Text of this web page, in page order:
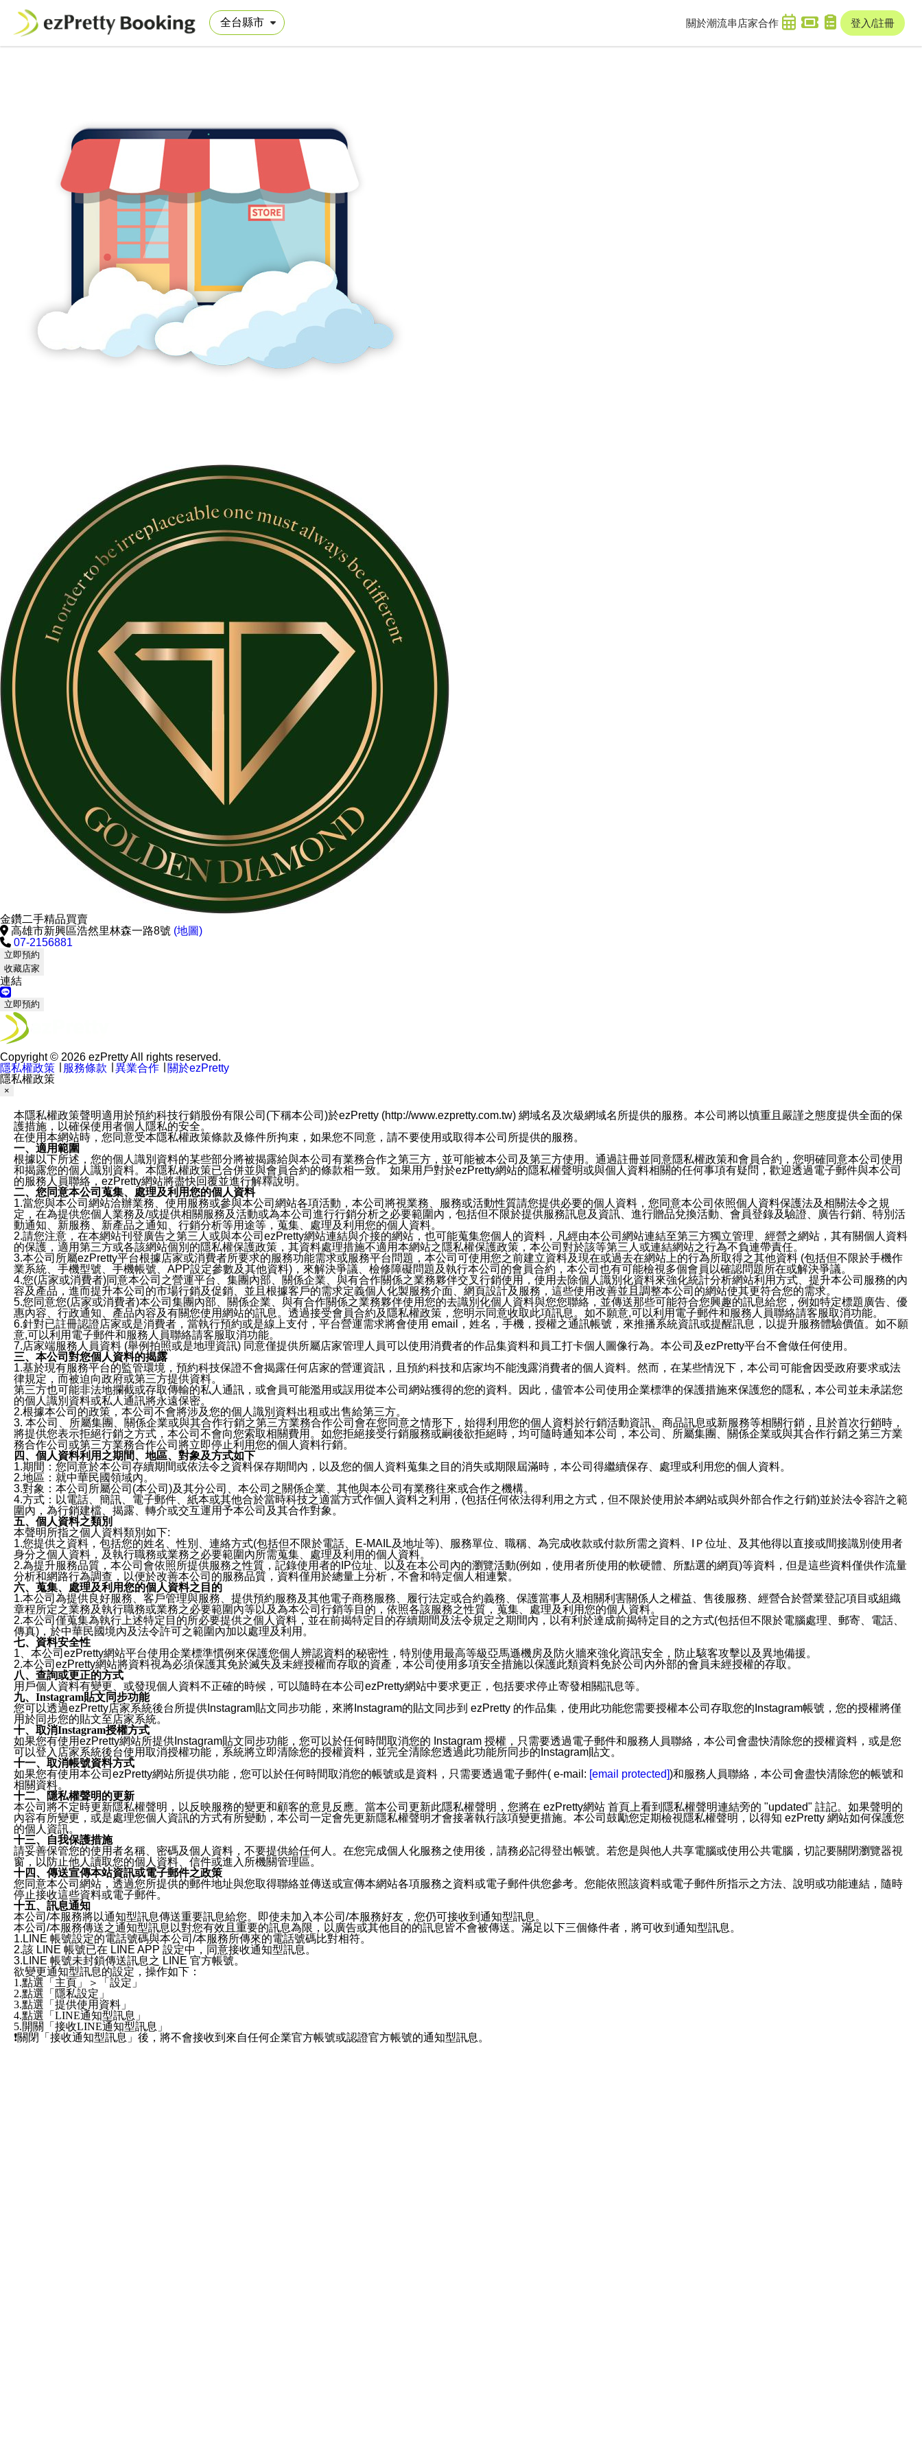
關於潮流串 店家合作 登入/註冊
金鑽二手精品買賣
高雄市新興區浩然里林森一路8號 (地圖)
07-2156881
立即預約
收藏店家
連結
立即預約
Copyright © 2026 ezPretty All rights reserved.
隱私權政策
服務條款 異業合作
關於ezPretty
隱私權政策
×
本隱私權政策聲明適用於預約科技行銷股份有限公司(下稱本公司)於ezPretty (http://www.ezpretty.com.tw) 網域名及次級網域名所提供的服務。本公司將以慎重且嚴謹之態度提供全面的保
護措施，以確保使用者個人隱私的安全。
在使用本網站時，您同意受本隱私權政策條款及條件所拘束，如果您不同意，請不要使用或取得本公司所提供的服務。
一、適用範圍
根據以下所述，您的個人識別資料的某些部分將被揭露給與本公司有業務合作之第三方，並可能被本公司及第三方使用。通過註冊並同意隱私權政策和會員合約，您明確同意本公司使用
和揭露您的個人識別資料。本隱私權政策已合併並與會員合約的條款相一致。 如果用戶對於ezPretty網站的隱私權聲明或與個人資料相關的任何事項有疑問，歡迎透過電子郵件與本公司
的服務人員聯絡，ezPretty網站將盡快回覆並進行解釋說明。
二、您同意本公司蒐集、處理及利用您的個人資料
1.當您與本公司網站洽辦業務、使用服務或參與本公司網站各項活動，本公司將視業務、服務或活動性質請您提供必要的個人資料，您同意本公司依照個人資料保護法及相關法令之規
定，在為提供您個人業務及/或提供相關服務及活動或為本公司進行行銷分析之必要範圍內，包括但不限於提供服務訊息及資訊、進行贈品兌換活動、會員登錄及驗證、廣告行銷、特別活
動通知、新服務、新產品之通知、行銷分析等用途等，蒐集、處理及利用您的個人資料。
2.請您注意，在本網站刊登廣告之第三人或與本公司ezPretty網站連結與介接的網站，也可能蒐集您個人的資料，凡經由本公司網站連結至第三方獨立管理、經營之網站，其有關個人資料
的保護，適用第三方或各該網站個別的隱私權保護政策，其資料處理措施不適用本網站之隱私權保護政策，本公司對於該等第三人或連結網站之行為不負連帶責任。
3.本公司所屬ezPretty平台根據店家或消費者所要求的服務功能需求或服務平台問題，本公司可使用您之前建立資料及現在或過去在網站上的行為所取得之其他資料 (包括但不限於手機作
業系統、手機型號、手機帳號、APP設定參數及其他資料)，來解決爭議、檢修障礙問題及執行本公司的會員合約，本公司也有可能檢視多個會員以確認問題所在或解決爭議。
4.您(店家或消費者)同意本公司之營運平台、集團內部、關係企業、與有合作關係之業務夥伴交叉行銷使用，使用去除個人識別化資料來強化統計分析網站利用方式、提升本公司服務的內
容及產品，進而提升本公司的市場行銷及促銷、並且根據客戶的需求定義個人化製服務介面、網頁設計及服務，這些使用改善並且調整本公司的網站使其更符合您的需求。
5.您同意您(店家或消費者)本公司集團內部、關係企業、與有合作關係之業務夥伴使用您的去識別化個人資料與您您聯絡，並傳送那些可能符合您興趣的訊息給您，例如特定標題廣告、優
惠內容、行政通知、產品內容及有關您使用網站的訊息。透過接受會員合約及隱私權政策，您明示同意收取此項訊息。如不願意,可以利用電子郵件和服務人員聯絡請客服取消功能。
6.針對已註冊認證店家或是消費者，當執行預約或是線上支付，平台營運需求將會使用 email，姓名，手機，授權之通訊帳號，來推播系統資訊或提醒訊息，以提升服務體驗價值。如不願
意,可以利用電子郵件和服務人員聯絡請客服取消功能。
7.店家端服務人員資料 (舉例拍照或是地理資訊) 同意僅提供所屬店家管理人員可以使用消費者的作品集資料和員工打卡個人圖像行為。本公司及ezPretty平台不會做任何使用。
三、本公司對您個人資料的揭露
1.基於現有服務平台的監管環境，預約科技保證不會揭露任何店家的營運資訊，且預約科技和店家均不能洩露消費者的個人資料。然而，在某些情況下，本公司可能會因受政府要求或法
律規定，而被迫向政府或第三方提供資料。
第三方也可能非法地攔截或存取傳輸的私人通訊，或會員可能濫用或誤用從本公司網站獲得的您的資料。因此，儘管本公司使用企業標準的保護措施來保護您的隱私，本公司並未承諾您
的個人識別資料或私人通訊將永遠保密。
2.根據本公司的政策，本公司不會將涉及您的個人識別資料出租或出售給第三方。
3. 本公司、所屬集團、關係企業或與其合作行銷之第三方業務合作公司會在您同意之情形下，始得利用您的個人資料於行銷活動資訊、商品訊息或新服務等相關行銷，且於首次行銷時，
將提供您表示拒絕行銷之方式，本公司不會向您索取相關費用。如您拒絕接受行銷服務或嗣後欲拒絕時，均可隨時通知本公司，本公司、所屬集團、關係企業或與其合作行銷之第三方業
務合作公司或第三方業務合作公司將立即停止利用您的個人資料行銷。
四、個人資料利用之期間、地區、對象及方式如下
1.期間：您同意於本公司存續期間或依法令之資料保存期間內，以及您的個人資料蒐集之目的消失或期限屆滿時，本公司得繼續保存、處理或利用您的個人資料。
2.地區：就中華民國領域內。
3.對象：本公司所屬公司(本公司)及其分公司、本公司之關係企業、其他與本公司有業務往來或合作之機構。
4.方式：以電話、簡訊、電子郵件、紙本或其他合於當時科技之適當方式作個人資料之利用，(包括任何依法得利用之方式，但不限於使用於本網站或與外部合作之行銷)並於法令容許之範
圍內，為行銷建檔、揭露、轉介或交互運用予本公司及其合作對象。
五、個人資料之類別
本聲明所指之個人資料類別如下:
1.您提供之資料，包括您的姓名、性別、連絡方式(包括但不限於電話、E-MAIL及地址等)、服務單位、職稱、為完成收款或付款所需之資料、IＰ位址、及其他得以直接或間接識別使用者
身分之個人資料，及執行職務或業務之必要範圍內所需蒐集、處理及利用的個人資料。
2.為提升服務品質，本公司會依照所提供服務之性質，記錄使用者的IP位址、以及在本公司內的瀏覽活動(例如，使用者所使用的軟硬體、所點選的網頁)等資料，但是這些資料僅供作流量
分析和網路行為調查，以便於改善本公司的服務品質，資料僅用於總量上分析，不會和特定個人相連繫。
六、蒐集、處理及利用您的個人資料之目的
1.本公司為提供良好服務、客戶管理與服務、提供預約服務及其他電子商務服務、履行法定或合約義務、保護當事人及相關利害關係人之權益、售後服務、經營合於營業登記項目或組織
章程所定之業務及執行職務或業務之必要範圍內等以及為本公司行銷等目的，依照各該服務之性質，蒐集、處理及利用您的個人資料。
2.本公司僅蒐集為執行上述特定目的所必要提供之個人資料，並在前揭特定目的存續期間及法令規定之期間內，以有利於達成前揭特定目的之方式(包括但不限於電腦處理、郵寄、電話、
傳真)，於中華民國境內及法令許可之範圍內加以處理及利用。
七、資料安全性
1、本公司ezPretty網站平台使用企業標準慣例來保護您個人辨認資料的秘密性，特別使用最高等級亞馬遜機房及防火牆來強化資訊安全，防止駭客攻擊以及異地備援。
2.本公司ezPretty網站將資料視為必須保護其免於滅失及未經授權而存取的資產，本公司使用多項安全措施以保護此類資料免於公司內外部的會員未經授權的存取。
八、查詢或更正的方式
用戶個人資料有變更、或發現個人資料不正確的時候，可以隨時在本公司ezPretty網站中要求更正，包括要求停止寄發相關訊息等。
九、Instagram貼文同步功能
您可以透過ezPretty店家系統後台所提供Instagram貼文同步功能，來將Instagram的貼文同步到 ezPretty 的作品集，使用此功能您需要授權本公司存取您的Instagram帳號，您的授權將僅
用於同步您的貼文至店家系統。
十、取消Instagram授權方式
如果您有使用ezPretty網站所提供Instagram貼文同步功能，您可以於任何時間取消您的 Instagram 授權，只需要透過電子郵件和服務人員聯絡，本公司會盡快清除您的授權資料，或是您
可以登入店家系統後台使用取消授權功能，系統將立即清除您的授權資料，並完全清除您透過此功能所同步的Instagram貼文。
十一、取消帳號資料方式
如果您有使用本公司ezPretty網站所提供功能，您可以於任何時間取消您的帳號或是資料，只需要透過電子郵件( e-mail: [email protected])和服務人員聯絡，本公司會盡快清除您的帳號和
相關資料。
十二、隱私權聲明的更新
本公司將不定時更新隱私權聲明，以反映服務的變更和顧客的意見反應。當本公司更新此隱私權聲明，您將在 ezPretty網站 首頁上看到隱私權聲明連結旁的 "updated" 註記。如果聲明的
內容有所變更，或是處理您個人資訊的方式有所變動，本公司一定會先更新隱私權聲明才會接著執行該項變更措施。本公司鼓勵您定期檢視隱私權聲明，以得知 ezPretty 網站如何保護您
的個人資訊。
十三、自我保護措施
請妥善保管您的使用者名稱、密碼及個人資料，不要提供給任何人。在您完成個人化服務之使用後，請務必記得登出帳號。若您是與他人共享電腦或使用公共電腦，切記要關閉瀏覽器視
窗，以防止他人讀取您的個人資料、信件或進入所機關管理區。
十四、傳送宣傳本站資訊或電子郵件之政策
您同意本公司網站，透過您所提供的郵件地址與您取得聯絡並傳送或宣傳本網站各項服務之資料或電子郵件供您參考。您能依照該資料或電子郵件所指示之方法、說明或功能連結，隨時
停止接收這些資料或電子郵件。
十五、訊息通知
本公司/本服務將以通知型訊息傳送重要訊息給您。即使未加入本公司/本服務好友，您仍可接收到通知型訊息。
本公司/本服務傳送之通知型訊息以對您有效且重要的訊息為限，以廣告或其他目的的訊息皆不會被傳送。滿足以下三個條件者，將可收到通知型訊息。
1.LINE 帳號設定的電話號碼與本公司/本服務所傳來的電話號碼比對相符。
2.該 LINE 帳號已在 LINE APP 設定中，同意接收通知型訊息。
3.LINE 帳號未封鎖傳送訊息之 LINE 官方帳號。
欲變更通知型訊息的設定，操作如下：
1.點選「主頁」＞「設定」
2.點選「隱私設定」
3.點選「提供使用資料」
4.點選「LINE通知型訊息」
5.開關「接收LINE通知型訊息」
❗️關閉「接收通知型訊息」後，將不會接收到來自任何企業官方帳號或認證官方帳號的通知型訊息。